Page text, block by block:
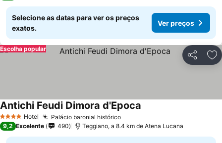
Selecione as datas para ver os preços
exatos.
Ver preços
Partilhar
Escolha popular
4 EstrelasHotel Palácio baronial histórico
Antichi Feudi Dimora d'Epoca
9,2 Excelente 490 Teggiano, a 8.4 km de Atena Lucana